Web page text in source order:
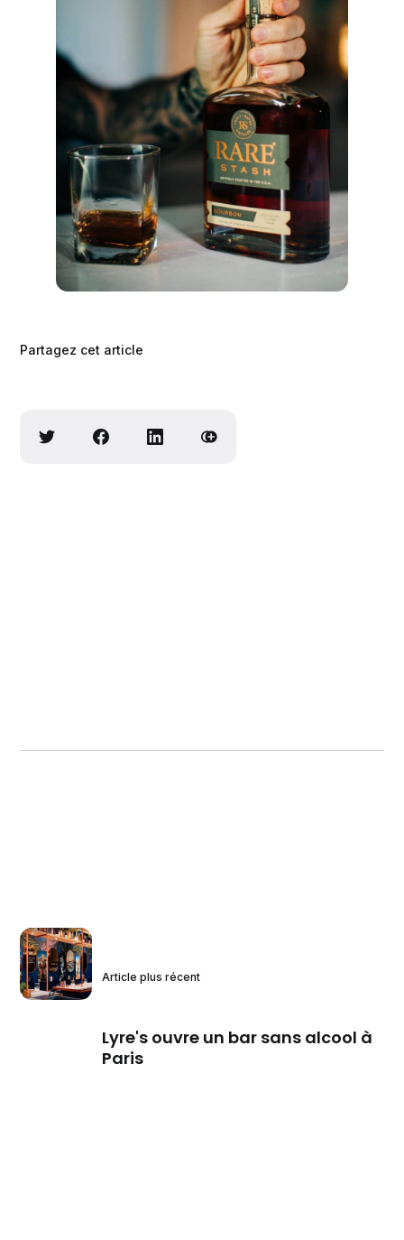
Partagez cet article
Article plus récent
Lyre's ouvre un bar sans alcool à
Paris